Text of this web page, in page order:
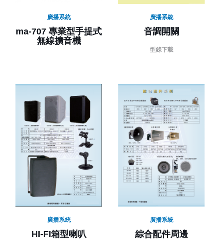
廣播系統
ma-707 專業型手提式
無線擴音機
廣播系統
音調開關
型錄下載
廣播系統
HI-FI箱型喇叭
廣播系統
綜合配件周邊